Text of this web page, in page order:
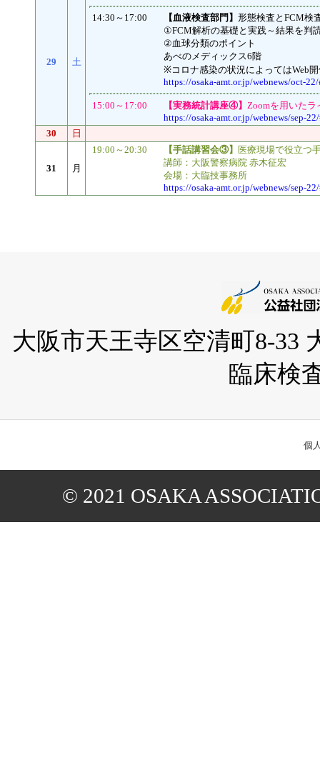
29 土
14:30～17:00 【血液検査部門】 形態検査とFCM検
①FCM解析の基礎と実践～結果を判
②血球分類のポイント
あべのメディックス6階
※コロナ感染の状況によってはWeb
https://osaka-amt.or.jp/webnews/oct-22/
15:00～17:00 【実務統計講座④】 Zoomを用いたラ
https://osaka-amt.or.jp/webnews/sep-
30
日
31 月
19:00～20:30 【手話講習会③】 医療現場で役立つ
講師：大阪警察病院 赤木征宏
会場：大臨技事務所
https://osaka-amt.or.jp/webnews/sep-
大阪市天王寺区空清町8-33
臨床検
個
© 2021 OSAKA